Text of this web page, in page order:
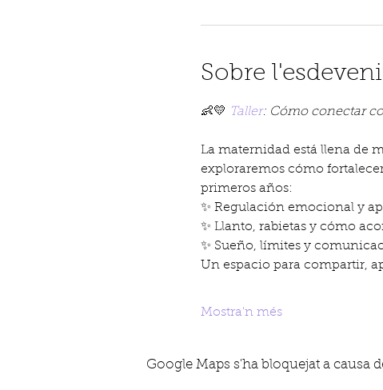
Sobre
👶💛 Taller: Cómo conectar
La maternidad está llena de
exploraremos cómo
primeros años:
✨ Regulación emocional y
✨ Llanto, rabietas y cómo
✨ Sueño, límites y
Un espacio para compartir,
Mostra'n més
Google Maps s'ha bloquejat a causa